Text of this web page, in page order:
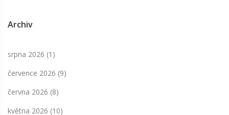
Archiv
srpna 2026 (1)
července 2026 (9)
června 2026 (8)
května 2026 (10)